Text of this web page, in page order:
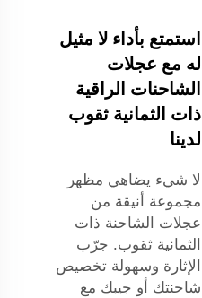
استمتع بأداء لا مثيل
له مع عجلات
الشاحنات الراقية
ذات الثمانية ثقوب
لدينا
لا شيء يضاهي مظهر
مجموعة أنيقة من
عجلات الشاحنة ذات
الثمانية ثقوب. جرّب
الإثارة وسهولة تخصيص
شاحنتك أو جيبك مع